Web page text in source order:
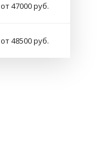
от 47000 руб.
от 48500 руб.